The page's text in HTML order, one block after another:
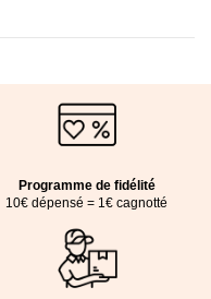
Programme de fidélité
10€ dépensé = 1€ cagnotté